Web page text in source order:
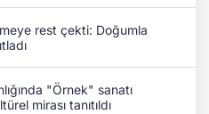
rest çekti: Doğumla
"Örnek" sanatı
mirası tanıtıldı